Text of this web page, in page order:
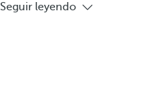
Seguir leyendo